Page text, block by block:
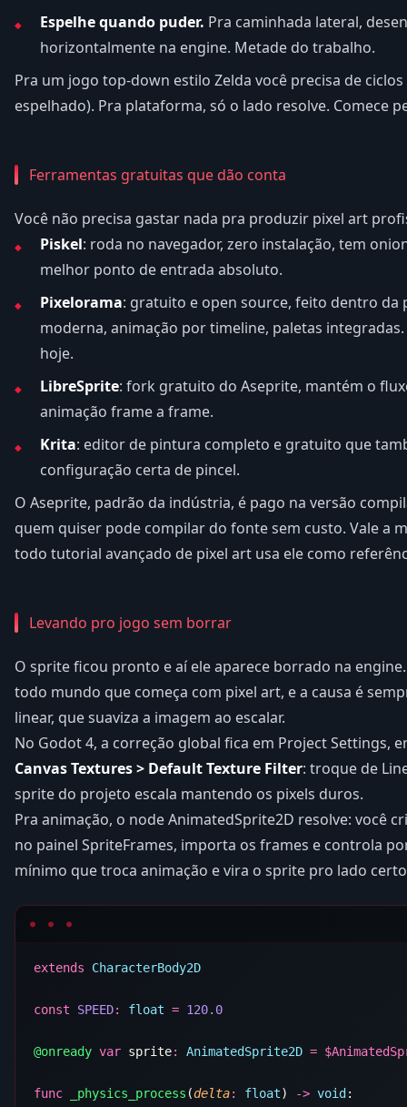
Espelhe quando puder. Pra caminhada lateral,
horizontalmente na engine. Metade do trabalho.
Pra um jogo top-down estilo Zelda você precisa de
espelhado). Pra plataforma, só o lado resolve. Comece
Ferramentas gratuitas que dão conta
Você não precisa gastar nada pra produzir pixel art
Piskel: roda no navegador, zero instalação, tem
melhor ponto de entrada absoluto.
Pixelorama: gratuito e open source, feito dentro
moderna, animação por timeline, paletas
hoje.
LibreSprite: fork gratuito do Aseprite, mantém o
animação frame a frame.
Krita: editor de pintura completo e gratuito que
configuração certa de pincel.
O Aseprite, padrão da indústria, é pago na versão
quem quiser pode compilar do fonte sem custo. Vale a
todo tutorial avançado de pixel art usa ele como
Levando pro jogo sem borrar
O sprite ficou pronto e aí ele aparece borrado na
todo mundo que começa com pixel art, e a causa é
linear, que suaviza a imagem ao escalar.
No Godot 4, a correção global fica em Project Settings,
Canvas Textures > Default Texture Filter: troque de
sprite do projeto escala mantendo os pixels duros.
Pra animação, o node AnimatedSprite2D resolve: você
no painel SpriteFrames, importa os frames e controla
mínimo que troca animação e vira o sprite pro lado
extends
const SPEED: float =
@onready var sprite: AnimatedSprite2D = $
func _physics_process (delta: float) -> void